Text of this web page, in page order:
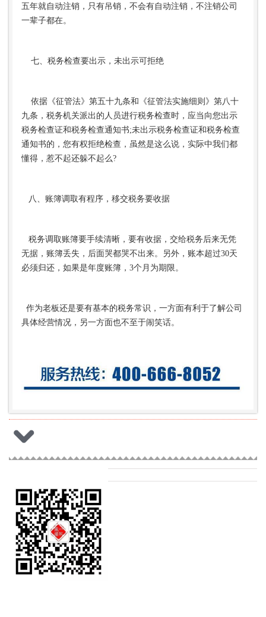
五年就自动注销，只有吊销，不会有自动注销，不注销公司
一辈子都在。
七、税务检查要出示，未出示可拒绝
依据《征管法》第五十九条和《征管法实施细则》第八十
九条，税务机关派出的人员进行税务检查时，应当向您出示
税务检查证和税务检查通知书;未出示税务检查证和税务检查
通知书的，您有权拒绝检查，虽然是这么说，实际中我们都
懂得，惹不起还躲不起么?
八、账簿调取有程序，移交税务要收据
税务调取账簿要手续清晰，要有收据，交给税务后来无凭
无据，账簿丢失，后面哭都哭不出来。另外，账本超过30天
必须归还，如果是年度账簿，3个月为期限。
作为老板还是要有基本的税务常识，一方面有利于了解公司
具体经营情况，另一方面也不至于闹笑话。